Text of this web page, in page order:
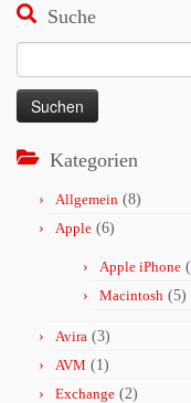
Suche
nach:
Kategorien
Allgemein (8)
Apple (6)
Apple iPhone
Macintosh (5)
Avira (3)
AVM (1)
Exchange (2)